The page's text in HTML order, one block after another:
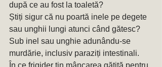
după ce au fost la toaletă?
Știți sigur că nu poartă inele pe degete
sau unghii lungi atunci când gătesc?
Sub inel sau unghie adunându-se
murdărie, inclusiv paraziți intestinali.